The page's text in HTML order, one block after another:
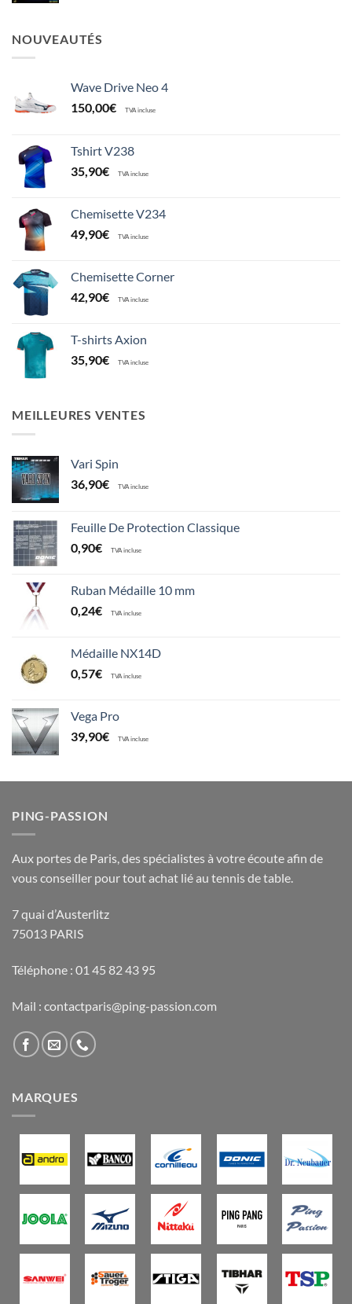
NOUVEAUTÉS
Wave Drive Neo 4
150,00€ TVA incluse
Tshirt V238
35,90€ TVA incluse
Chemisette V234
49,90€ TVA incluse
Chemisette Corner
42,90€ TVA incluse
T-shirts Axion
35,90€ TVA incluse
MEILLEURES VENTES
Vari Spin
36,90€ TVA incluse
Feuille De Protection Classique
0,90€ TVA incluse
Ruban Médaille 10 mm
0,24€ TVA incluse
Médaille NX14D
0,57€ TVA incluse
Vega Pro
39,90€ TVA incluse
PING-PASSION
Aux portes de Paris, des spécialistes à votre écoute afin de
vous conseiller pour tout achat lié au tennis de table.
7 quai d’Austerlitz
75013 PARIS
Téléphone : 01 45 82 43 95
Mail : contactparis@ping-passion.com
MARQUES